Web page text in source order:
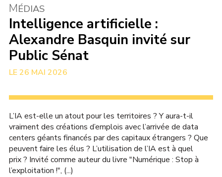
MÉDIAS
Intelligence artificielle :
Alexandre Basquin invité sur
Public Sénat
26 MAI 2026
L’IA est-elle un atout pour les territoires ? Y aura-t-il
vraiment des créations d’emplois avec l’arrivée de data
centers géants financés par des capitaux étrangers ? Que
peuvent faire les élus ? L’utilisation de l’IA est à quel
prix ? Invité comme auteur du livre "Numérique : Stop à
l’exploitation !", (...)